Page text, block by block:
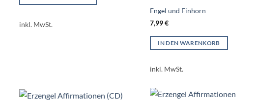
inkl. MwSt.
Engel und Einhorn
7,99€
IN DEN WARENKORB
inkl. MwSt.